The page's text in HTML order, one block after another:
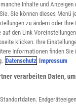
Inhalte und
Sie können dieses Menü
zu ändern oder Ihre
auf den Link
klicken. Ihre
Informationen finden Sie
Datenschutz Impressum
verarbeiten Daten,